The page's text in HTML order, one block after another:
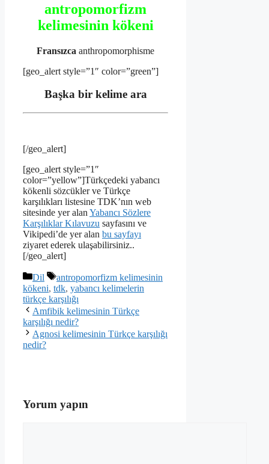
antropomorfizm
kelimesinin kökeni
Fransızca anthropomorphisme
[geo_alert style=”1″ color=”green”]
Başka bir kelime ara
[/geo_alert]
[geo_alert style=”1″
color=”yellow”]Türkçedeki yabancı
kökenli sözcükler ve Türkçe
karşılıkları listesine TDK’nın web
sitesinde yer alan Yabancı Sözlere
Karşılıklar Kılavuzu sayfasını ve
Vikipedi’de yer alan bu sayfayı
ziyaret ederek ulaşabilirsiniz..
[/geo_alert]
Kategoriler
Dil Etiketler
antropomorfizm kelimesinin
kökeni, tdk, yabancı kelimelerin
türkçe karşılığı
Amfibik kelimesinin Türkçe
karşılığı nedir?
Agnosi kelimesinin Türkçe karşılığı
nedir?
Yorum yapın